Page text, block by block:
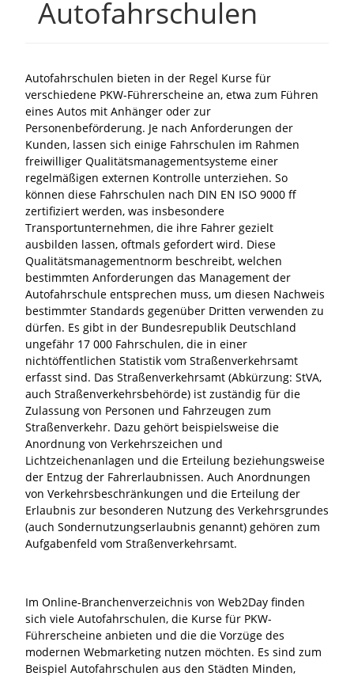
Autofahrschulen
Autofahrschulen bieten in der Regel Kurse für
verschiedene PKW-Führerscheine an, etwa zum Führen
eines Autos mit Anhänger oder zur
Personenbeförderung. Je nach Anforderungen der
Kunden, lassen sich einige Fahrschulen im Rahmen
freiwilliger Qualitätsmanagementsysteme einer
regelmäßigen externen Kontrolle unterziehen. So
können diese Fahrschulen nach DIN EN ISO 9000 ff
zertifiziert werden, was insbesondere
Transportunternehmen, die ihre Fahrer gezielt
ausbilden lassen, oftmals gefordert wird. Diese
Qualitätsmanagementnorm beschreibt, welchen
bestimmten Anforderungen das Management der
Autofahrschule entsprechen muss, um diesen Nachweis
bestimmter Standards gegenüber Dritten verwenden zu
dürfen. Es gibt in der Bundesrepublik Deutschland
ungefähr 17 000 Fahrschulen, die in einer
nichtöffentlichen Statistik vom Straßenverkehrsamt
erfasst sind. Das Straßenverkehrsamt (Abkürzung: StVA,
auch Straßenverkehrsbehörde) ist zuständig für die
Zulassung von Personen und Fahrzeugen zum
Straßenverkehr. Dazu gehört beispielsweise die
Anordnung von Verkehrszeichen und
Lichtzeichenanlagen und die Erteilung beziehungsweise
der Entzug der Fahrerlaubnissen. Auch Anordnungen
von Verkehrsbeschränkungen und die Erteilung der
Erlaubnis zur besonderen Nutzung des Verkehrsgrundes
(auch Sondernutzungserlaubnis genannt) gehören zum
Aufgabenfeld vom Straßenverkehrsamt.
Im Online-Branchenverzeichnis von Web2Day finden
sich viele Autofahrschulen, die Kurse für PKW-
Führerscheine anbieten und die die Vorzüge des
modernen Webmarketing nutzen möchten. Es sind zum
Beispiel Autofahrschulen aus den Städten Minden,